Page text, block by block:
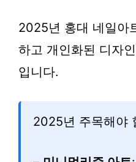
2025년 홍대 네일아
하고 개인화된 디자
입니다.
2025년 주목해야